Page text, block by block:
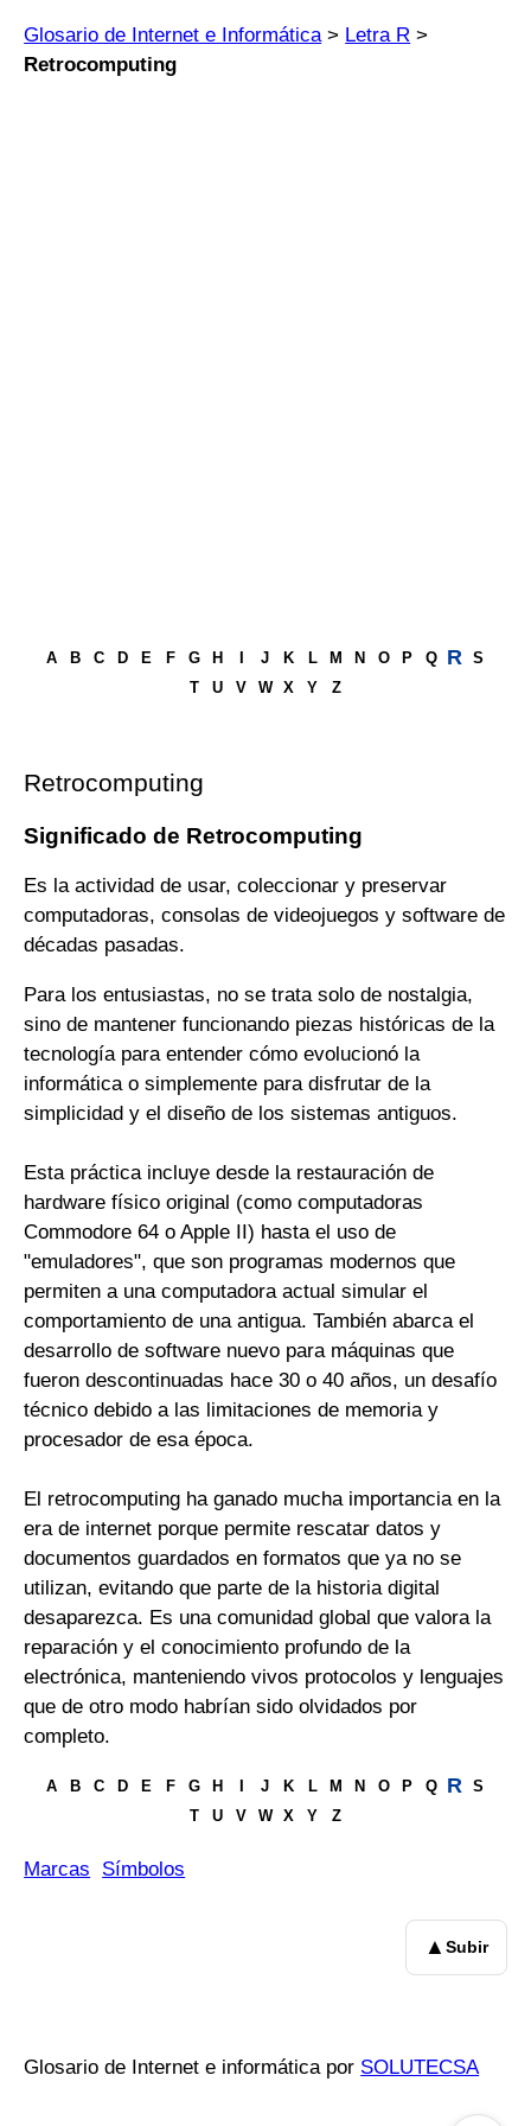
Glosario de Internet e Informática> Letra R >
Retrocomputing
A B C D E F G H J K L M N O P Q R
S
T
U V W X Y Z
Retrocomputing
Significado de Retrocomputing
Es la actividad de usar, coleccionar y preservar
computadoras, consolas de videojuegos y software de
décadas pasadas.
Para los entusiastas, no se trata solo de nostalgia,
sino de mantener funcionando piezas históricas de la
tecnología para entender cómo evolucionó la
informática o simplemente para disfrutar de la
simplicidad y el diseño de los sistemas antiguos.
Esta práctica incluye desde la restauración de
hardware físico original (como computadoras
Commodore 64 o Apple II) hasta el uso de
"emuladores", que son programas modernos que
permiten a una computadora actual simular el
comportamiento de una antigua. También abarca el
desarrollo de software nuevo para máquinas que
fueron descontinuadas hace 30 o 40 años, un desafío
técnico debido a las limitaciones de memoria y
procesador de esa época.
El retrocomputing ha ganado mucha importancia en la
era de internet porque permite rescatar datos y
documentos guardados en formatos que ya no se
utilizan, evitando que parte de la historia digital
desaparezca. Es una comunidad global que valora la
reparación y el conocimiento profundo de la
electrónica, manteniendo vivos protocolos y lenguajes
que de otro modo habrían sido olvidados por
completo.
A B C D E F G H J K L M N O P Q R
S
T
U V W X Y Z
Marcas Símbolos
▲ Subir
Glosario de Internet e informática por SOLUTECSA